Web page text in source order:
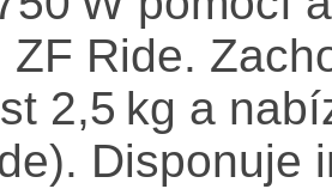
ZF Ride.
2,5 kg a
Disponuje